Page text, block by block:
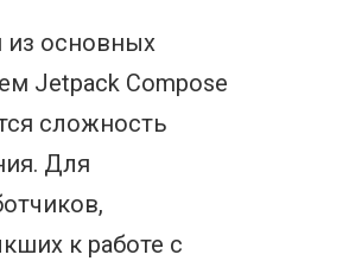
из основных
Jetpack Compose
сложность
Для
к работе с